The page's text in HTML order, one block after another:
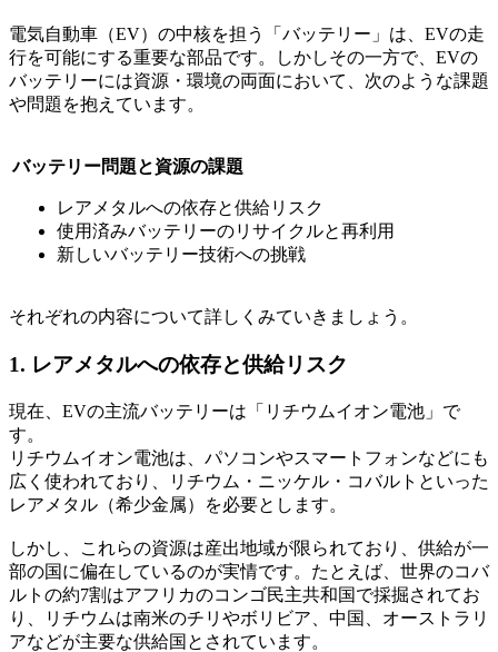
電気自動車（EV）の中核を担う「バッテリー」は、EVの走
行を可能にする重要な部品です。しかしその一方で、EVの
バッテリーには資源・環境の両面において、次のような課題
や問題を抱えています。
バッテリー問題と資源の課題
レアメタルへの依存と供給リスク
使用済みバッテリーのリサイクルと再利用
新しいバッテリー技術への挑戦
それぞれの内容について詳しくみていきましょう。
1. レアメタルへの依存と供給リスク
現在、EVの主流バッテリーは「リチウムイオン電池」で
す。
リチウムイオン電池は、パソコンやスマートフォンなどにも
広く使われており、リチウム・ニッケル・コバルトといった
レアメタル（希少金属）を必要とします。
しかし、これらの資源は産出地域が限られており、供給が一
部の国に偏在しているのが実情です。たとえば、世界のコバ
ルトの約7割はアフリカのコンゴ民主共和国で採掘されてお
り、リチウムは南米のチリやボリビア、中国、オーストラリ
アなどが主要な供給国とされています。